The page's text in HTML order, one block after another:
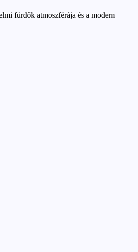
fürdők atmoszférája és a modern